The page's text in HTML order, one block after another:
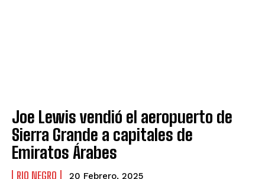
Joe Lewis vendió el aeropuerto de
Sierra Grande a capitales de
Emiratos Árabes
RIO NEGRO 20 Febrero, 2025